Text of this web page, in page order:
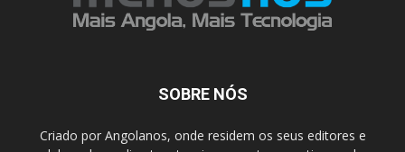
SOBRE NÓS
Criado por Angolanos, onde residem os seus editores e